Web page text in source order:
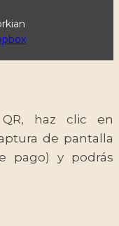
haz clic en
de pantalla
pago) y podrás